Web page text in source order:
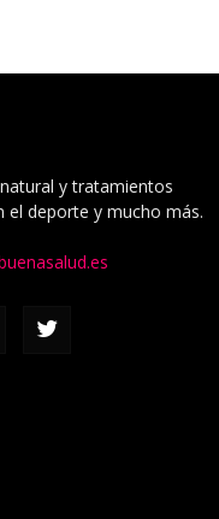
y tratamientos
el deporte y mucho más.